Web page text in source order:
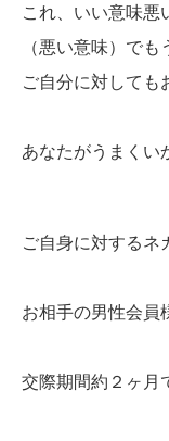
これ、いい意味悪
（悪い意味）で
ご自分に対して
あなたがうまく
ご自身に対する
お相手の男性会
交際期間約２ヶ